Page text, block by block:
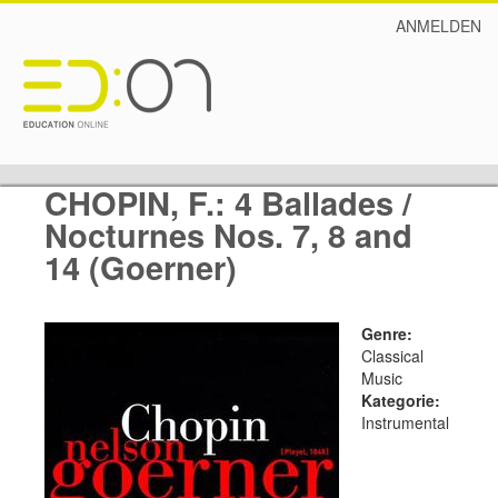
ANMELDEN
CHOPIN, F.: 4 Ballades /
Nocturnes Nos. 7, 8 and
14 (Goerner)
Genre:
Classical
Music
Kategorie:
Instrumental